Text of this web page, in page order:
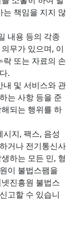
는 책임을 지지 않
내용 등의 각종
무가 있으며, 이
락 또는 자료의 손
.
내 및 서비스와 관
는 사항 등을 준
되는 행위를 하
지, 팩스, 음성
거나 전기통신사
하는 모든 민, 형
이 불법스팸을
진흥원 불법스
고할 수 있습니